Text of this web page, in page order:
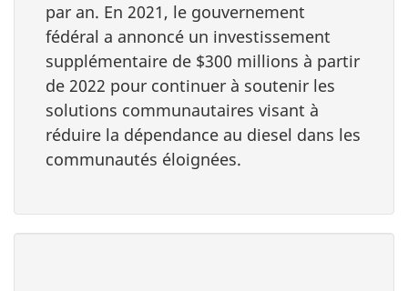
par an. En 2021, le gouvernement
fédéral a annoncé un investissement
supplémentaire de $300 millions à partir
de 2022 pour continuer à soutenir les
solutions communautaires visant à
réduire la dépendance au diesel dans les
communautés éloignées.